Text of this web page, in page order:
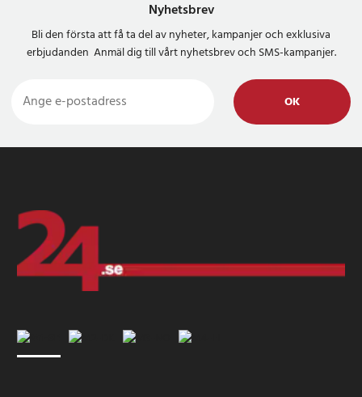
Nyhetsbrev
Bli den första att få ta del av nyheter, kampanjer och exklusiva
erbjudanden Anmäl dig till vårt nyhetsbrev och SMS-kampanjer.
OK